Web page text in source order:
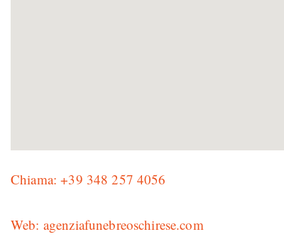
Chiama: +39 348 257 4056
Web: agenziafunebreoschirese.com